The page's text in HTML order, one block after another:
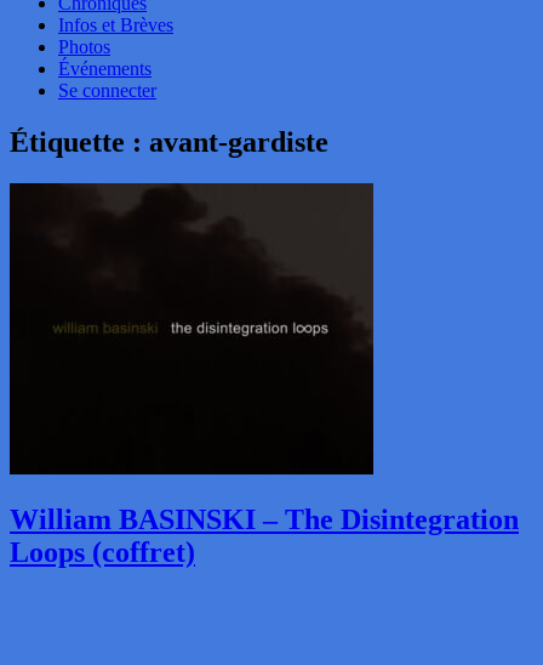
Infos et Brèves
Photos
Événements
Se connecter
Étiquette : avant-gardiste
William BASINSKI – The Disintegration
Loops (coffret)